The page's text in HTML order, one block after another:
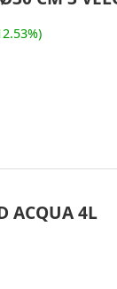
ACQUA 4L